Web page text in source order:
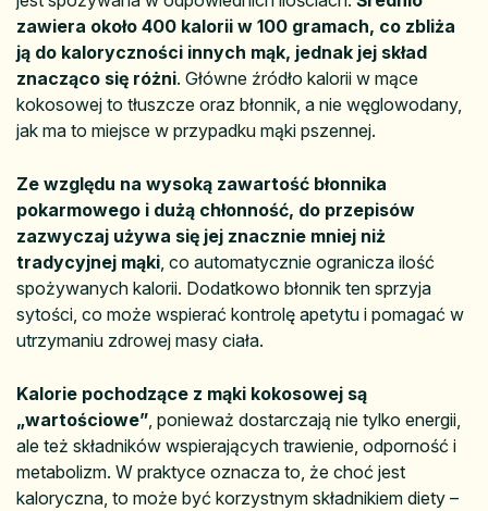
zawiera około 400 kalorii w 100 gramach, co zbliża
ją do kaloryczności innych mąk, jednak jej skład
znacząco się różni. Główne źródło kalorii w mące
kokosowej to tłuszcze oraz błonnik, a nie węglowodany,
jak ma to miejsce w przypadku mąki pszennej.
Ze względu na wysoką zawartość błonnika
pokarmowego i dużą chłonność, do przepisów
zazwyczaj używa się jej znacznie mniej niż
tradycyjnej mąki , co automatycznie ogranicza ilość
spożywanych kalorii. Dodatkowo błonnik ten sprzyja
sytości, co może wspierać kontrolę apetytu i pomagać w
utrzymaniu zdrowej masy ciała.
Kalorie pochodzące z mąki kokosowej są
„wartościowe” , ponieważ dostarczają nie tylko energii,
ale też składników wspierających trawienie, odporność i
metabolizm. W praktyce oznacza to, że choć jest
kaloryczna, to może być korzystnym składnikiem diety –